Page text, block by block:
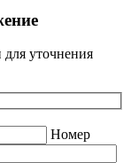
уточнения
Номер